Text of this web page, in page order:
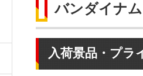
バンダイナ
入荷景品・プラ